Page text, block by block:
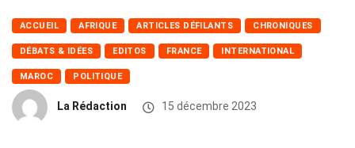
ACCUEIL AFRIQUE ARTICLES DÉFILANTS CHRONIQUES
DÉBATS & IDÉES EDITOS FRANCE INTERNATIONAL
MAROC POLITIQUE
La Rédaction 15 décembre 2023